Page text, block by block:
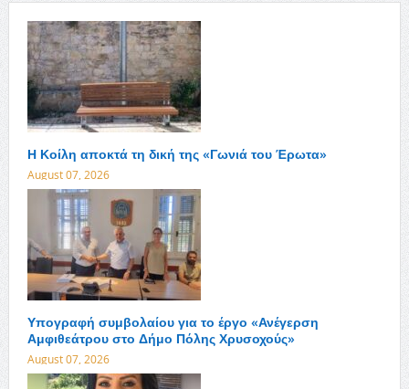
Η Κοίλη αποκτά τη δική της «Γωνιά του Έρωτα»
August 07, 2026
Υπογραφή συμβολαίου για το έργο «Ανέγερση
Αμφιθεάτρου στο Δήμο Πόλης Χρυσοχούς»
August 07, 2026